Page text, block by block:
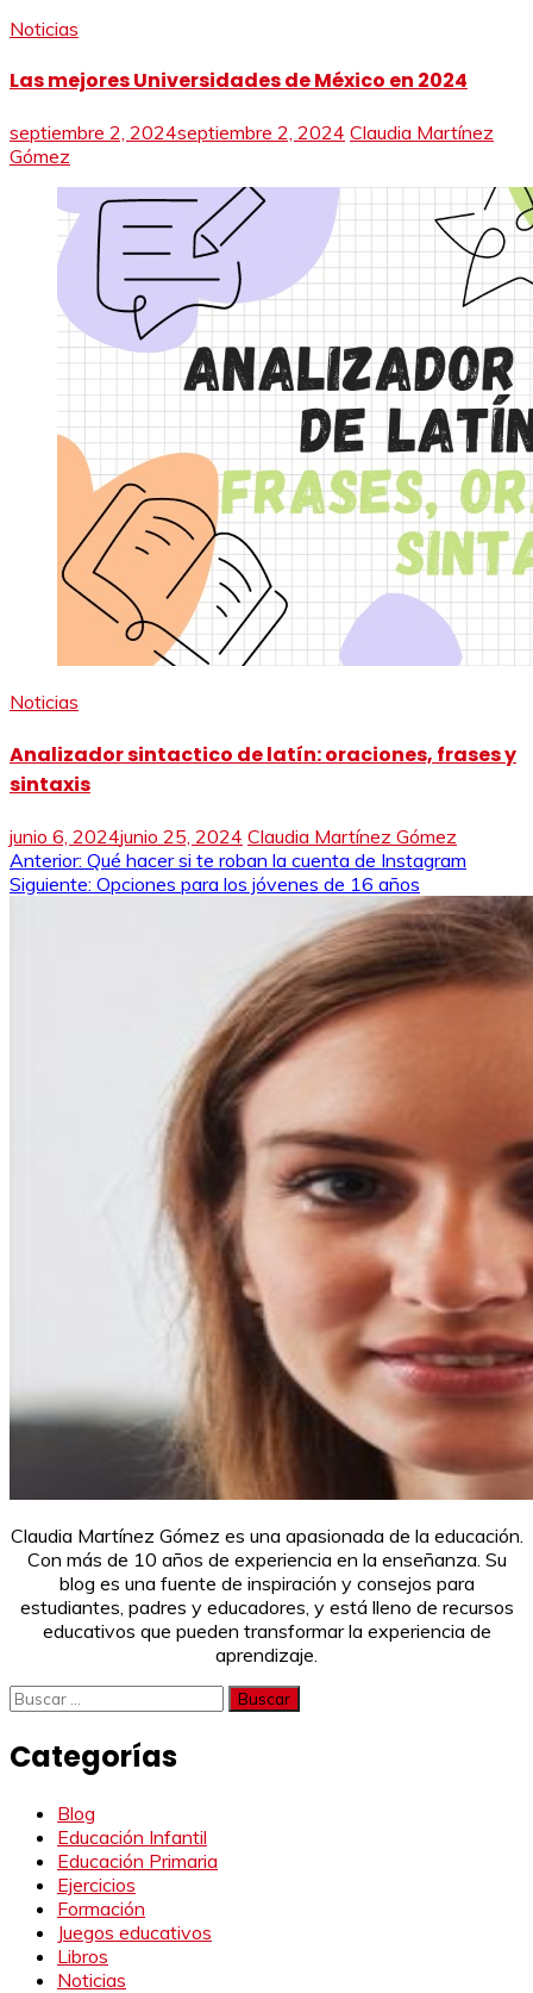
Noticias
Las mejores Universidades de México en 2024
septiembre 2, 2024septiembre 2, 2024 Claudia Martínez
Gómez
Noticias
Analizador sintactico de latín: oraciones, frases y
sintaxis
junio 6, 2024junio 25, 2024 Claudia Martínez Gómez
Navegación
de
Anterior: Qué hacer si te roban la cuenta de Instagram
Siguiente: Opciones para los jóvenes de 16 años
Claudia Martínez Gómez es una apasionada de la educación.
Con más de 10 años de experiencia en la enseñanza. Su
blog es una fuente de inspiración y consejos para
estudiantes, padres y educadores, y está lleno de recursos
educativos que pueden transformar la experiencia de
aprendizaje.
Buscar:
Categorías
Blog
Educación Infantil
Educación Primaria
Ejercicios
Formación
Juegos educativos
Libros
Noticias